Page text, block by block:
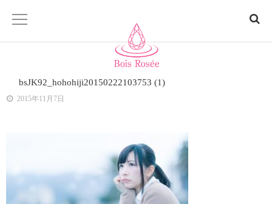
Bois Rosée「ボアロゼ」とは
サロン
bsJK92_hohohiji20150222103753 (1)
2015年11月7日